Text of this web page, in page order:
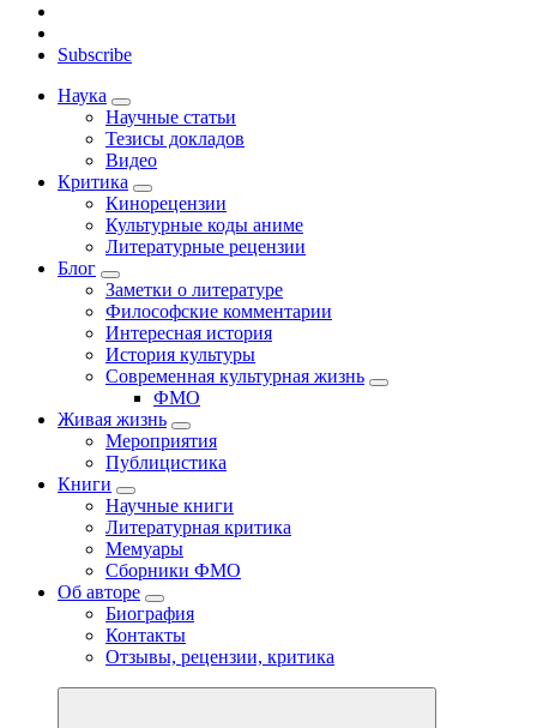
Subscribe
Наука
Научные статьи
Тезисы докладов
Видео
Критика
Кинорецензии
Культурные коды аниме
Литературные рецензии
Блог
Заметки о литературе
Философские комментарии
Интересная история
История культуры
Современная культурная жизнь
ФМО
Живая жизнь
Мероприятия
Публицистика
Книги
Научные книги
Литературная критика
Мемуары
Сборники ФМО
Об авторе
Биография
Контакты
Отзывы, рецензии, критика